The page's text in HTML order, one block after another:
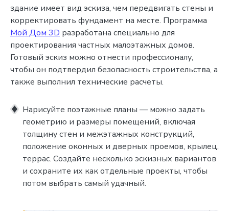
здание имеет вид эскиза, чем передвигать стены и
корректировать фундамент на месте. Программа
Мой Дом 3D разработана специально для
проектирования частных малоэтажных домов.
Готовый эскиз можно отнести профессионалу,
чтобы он подтвердил безопасность строительства, а
также выполнил технические расчеты.
Нарисуйте поэтажные планы — можно задать
геометрию и размеры помещений, включая
толщину стен и межэтажных конструкций,
положение оконных и дверных проемов, крылец,
террас. Создайте несколько эскизных вариантов
и сохраните их как отдельные проекты, чтобы
потом выбрать самый удачный.